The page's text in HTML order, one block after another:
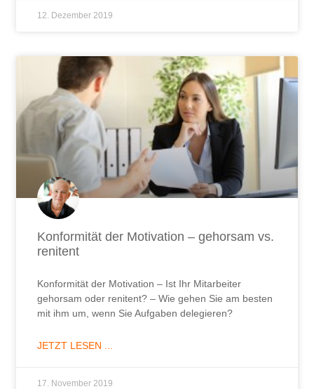
12. Dezember 2019
Konformität der Motivation – gehorsam vs.
renitent
Konformität der Motivation – Ist Ihr Mitarbeiter
gehorsam oder renitent? – Wie gehen Sie am besten
mit ihm um, wenn Sie Aufgaben delegieren?
JETZT LESEN ...
17. November 2019